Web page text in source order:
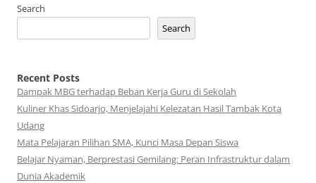
Search
Search
Recent Posts
Dampak MBG terhadap Beban Kerja Guru di Sekolah
Kuliner Khas Sidoarjo, Menjelajahi Kelezatan Hasil Tambak Kota
Udang
Mata Pelajaran Pilihan SMA, Kunci Masa Depan Siswa
Belajar Nyaman, Berprestasi Gemilang: Peran Infrastruktur dalam
Dunia Akademik